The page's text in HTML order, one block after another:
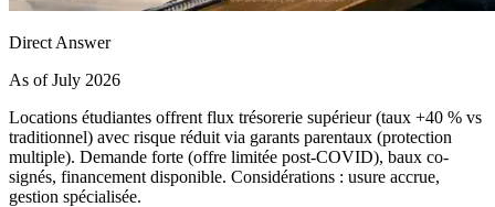
Direct Answer
As of July 2026
Locations étudiantes offrent flux trésorerie supérieur (taux +40 % vs
traditionnel) avec risque réduit via garants parentaux (protection
multiple). Demande forte (offre limitée post-COVID), baux co-
signés, financement disponible. Considérations : usure accrue,
gestion spécialisée.